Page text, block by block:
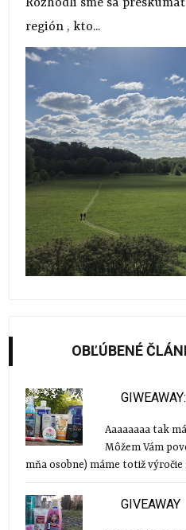
Rozhodli sme sa
región , kto...
OBĽÚBENÉ
Aaaaaaaa tak
Môžem Vám
mňa osobne) máme totiž výročie
GIVEAWAY